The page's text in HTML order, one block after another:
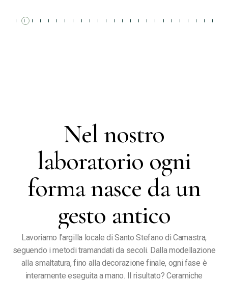
Nel nostro
laboratorio ogni
forma nasce da un
gesto antico
Lavoriamo l’argilla locale di Santo Stefano di Camastra,
seguendo i metodi tramandati da secoli. Dalla modellazione
alla smaltatura, fino alla decorazione finale, ogni fase è
interamente eseguita a mano. Il risultato? Ceramiche